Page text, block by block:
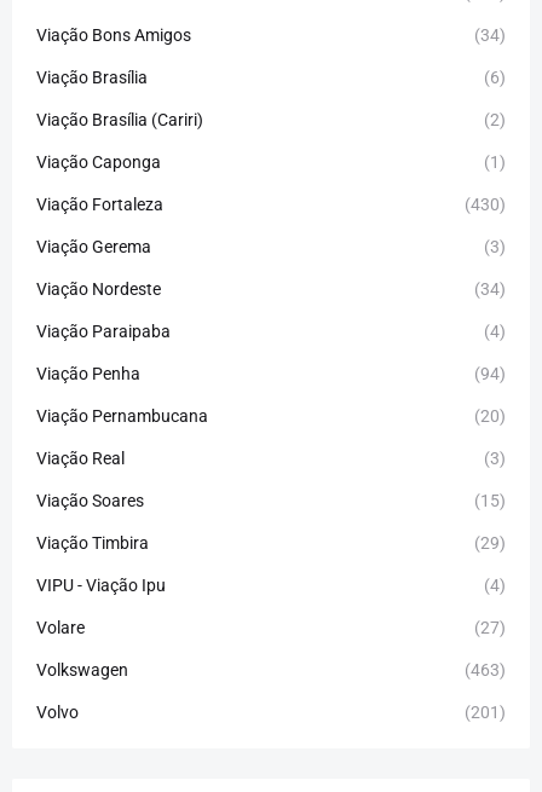
Viação Bons Amigos (34)
Viação Brasília (6)
Viação Brasília (Cariri) (2)
Viação Caponga (1)
Viação Fortaleza (430)
Viação Gerema (3)
Viação Nordeste (34)
Viação Paraipaba (4)
Viação Penha (94)
Viação Pernambucana (20)
Viação Real (3)
Viação Soares (15)
Viação Timbira (29)
VIPU - Viação Ipu (4)
Volare (27)
Volkswagen (463)
Volvo (201)